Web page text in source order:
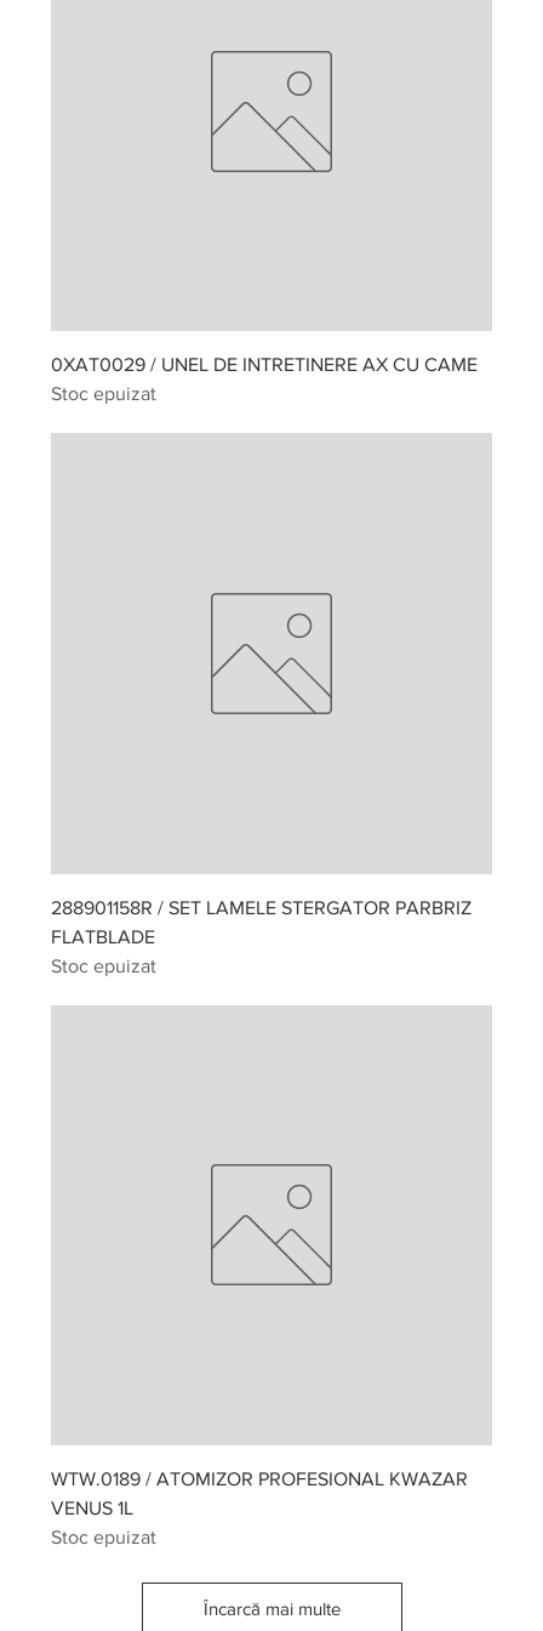
0XAT0029 / UNEL DE INTRETINERE AX CU CAME
Stoc epuizat
288901158R / SET LAMELE STERGATOR PARBRIZ
FLATBLADE
Stoc epuizat
WTW.0189 / ATOMIZOR PROFESIONAL KWAZAR
VENUS 1L
Stoc epuizat
Încarcă mai multe